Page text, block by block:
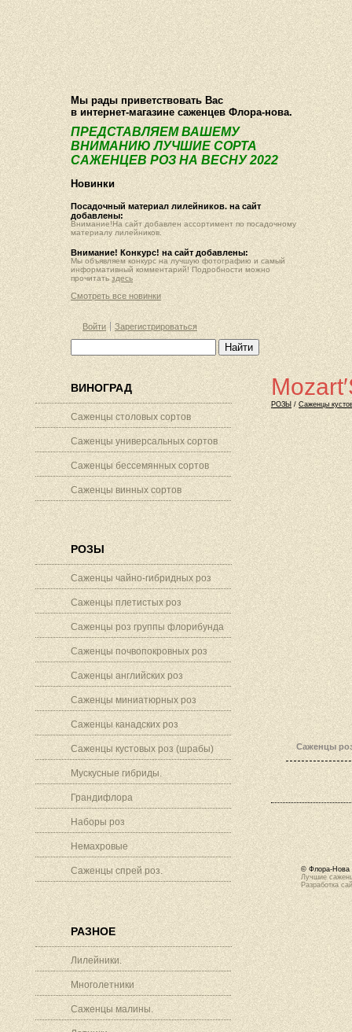
О компании Как купить Фотогалерея Статьи Опт
Мы рады приветствовать Вас
в интернет-магазине саженцев Флора-нова.
ПРЕДСТАВЛЯЕМ ВАШЕМУ
ВНИМАНИЮ ЛУЧШИЕ СОРТА
САЖЕНЦЕВ РОЗ НА ВЕСНУ 2022
Новинки
Посадочный материал лилейников. на сайт
добавлены:
Внимание!На сайт добавлен ассортимент по посадочному
материалу лилейников.
Внимание! Конкурс! на сайт добавлены:
Мы объявляем конкурс на лучшую фотографию и самый
информативный комментарий! Подробности можно
прочитать здесь
Смотреть все новинки
Войти Зарегистрироваться
ВИНОГРАД
Саженцы столовых сортов
Саженцы универсальных сортов
Саженцы бессемянных сортов
Саженцы винных сортов
РОЗЫ
Саженцы чайно-гибридных роз
Саженцы плетистых роз
Саженцы роз группы флорибунда
Саженцы почвопокровных роз
Саженцы английских роз
Саженцы миниатюрных роз
Саженцы канадских роз
Саженцы кустовых роз (шрабы)
Мускусные гибриды.
Грандифлора
Наборы роз
Немахровые
Саженцы спрей роз.
РАЗНОЕ
Лилейники.
Многолетники
Саженцы малины.
РОЗЫ / Саженцы
Саженцы
© Флора-Нова
Лучшие
Разработка